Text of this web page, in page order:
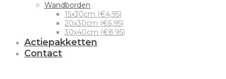
Wandborden
15x30cm (€4,95)
20x30cm (€6,95)
30x40cm (€8.95)
Actiepakketten
Contact